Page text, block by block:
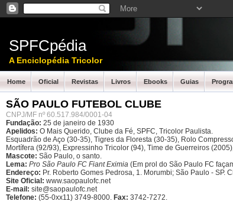
SPFCpédia
A Enciclopédia Tricolor
Home Oficial Revistas Livros Ebooks Guias
SÃO PAULO FUTEBOL CLUBE
CNPJ/MF nº 60.517.984/0001-04
Fundação: 25 de janeiro de 1930
Apelidos: O Mais Querido, Clube da Fé, SPFC, Tricolor Paulista.
Esquadrão de Aço (30-35), Tigres da Floresta (30-35), Rolo
Mortífera (92/93), Expressinho Tricolor (94), Time de Guerreiros
Mascote: São Paulo, o santo.
Lema: Pro São Paulo FC Fiant Eximia (Em prol do São Paulo FC
Endereço: Pr. Roberto Gomes Pedrosa, 1. Morumbi; São Paulo - SP.
Site Oficial: www.saopaulofc.net
E-mail: site@saopaulofc.net
Telefone: (55-0xx11) 3749-8000. Fax: 3742-7272.